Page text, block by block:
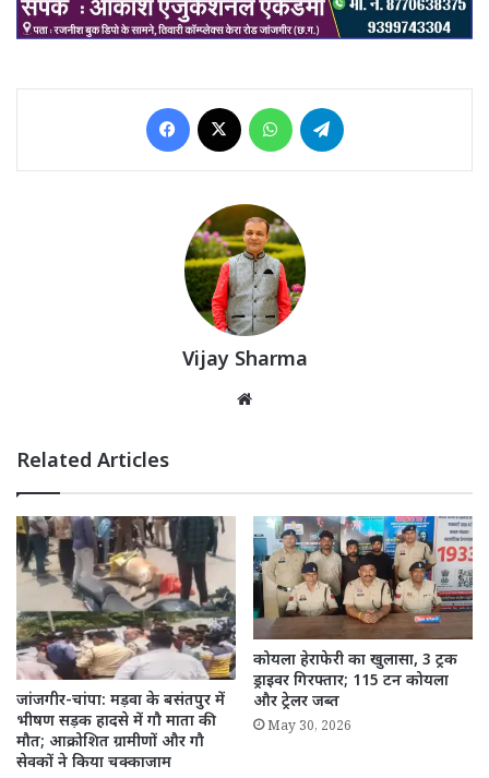
Facebook WhatsApp
Vijay Sharma
Related Articles
जांजगीर-चांपा: मड़वा के बसंतपुर में
भीषण सड़क हादसे में गौ माता की
मौत; आक्रोशित ग्रामीणों और गौ
सेवकों ने किया चक्काजाम
कोयला हेराफेरी का खुलासा, 3 ट्रक
ड्राइवर गिरफ्तार; 115 टन कोयला
और ट्रेलर जब्त
May 30, 2026